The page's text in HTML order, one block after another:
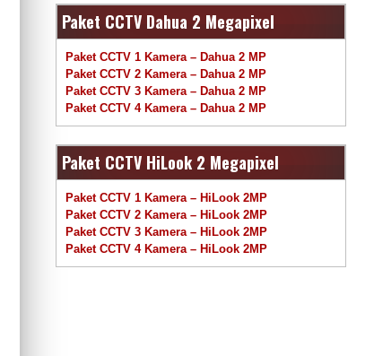
Paket CCTV Dahua 2 Megapixel
Paket CCTV 1 Kamera – Dahua 2 MP
Paket CCTV 2 Kamera – Dahua 2 MP
Paket CCTV 3 Kamera – Dahua 2 MP
Paket CCTV 4 Kamera – Dahua 2 MP
Paket CCTV HiLook 2 Megapixel
Paket CCTV 1 Kamera – HiLook 2MP
Paket CCTV 2 Kamera – HiLook 2MP
Paket CCTV 3 Kamera – HiLook 2MP
Paket CCTV 4 Kamera – HiLook 2MP